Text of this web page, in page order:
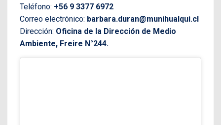
Teléfono: +56 9 3377 6972
Correo electrónico: barbara.duran@munihualqui.cl
Dirección: Oficina de la Dirección de Medio
Ambiente, Freire N°244.